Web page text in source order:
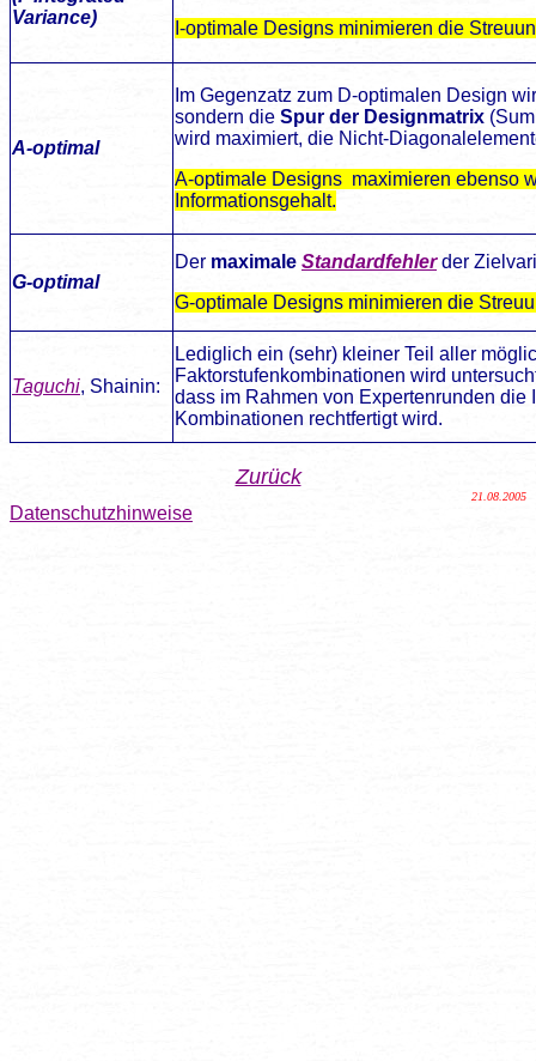
Variance)
I-optimale Designs minimieren die
A-optimal
Im Gegenzatz zum D-optimalen Design
sondern die Spur der Designmatrix
wird maximiert, die Nicht-
A-optimale Designs maximieren ebenso
Informationsgehalt.
G-optimal
Der maximale Standardfehlerder
G-optimale Designs minimieren die
Taguchi, Shainin:
Lediglich ein (sehr) kleiner Teil aller
Faktorstufenkombinationen wird
dass im Rahmen von Expertenrunden die
Kombinationen rechtfertigt wird.
Zurück
21.08.2005
Datenschutzhinweise